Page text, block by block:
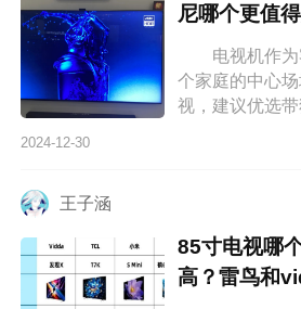
尼哪个更值
电视机作为
个家庭的中心
视，建议优选
刷，响应速度
2024-12-30
王子涵
85寸电视哪
高？雷鸟和